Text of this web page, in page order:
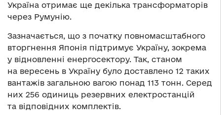
Україна отримає ще декілька трансформаторів
через Румунію.
Зазначається, що з початку повномасштабного
вторгнення Японія підтримує Україну, зокрема
у відновленні енергосектору. Так, станом
на вересень в Україну було доставлено 12 таких
вантажів загальною вагою понад 113 тонн. Серед
них 256 одиниць резервних електростанцій
та відповідних комплектів.